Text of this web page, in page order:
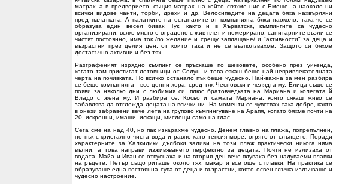
матрак, а в предверието, същия матрак, на който спяхме ние с Емеше, а наоколо ни
всички видове чанти, торби, дрехи и др. Велосипедите на децата бяха нахвърляни
пред палатката. А палатките на останалите от компанията бяха наоколо, така че се
образува един весел бивак. Тук, както и в Хърватска, къмпингите са чудесно
организирани, всяко място е оградено с жив плет и номерирано, санитарните възли се
чистят постоянно, има ток /по желание и срещу заплащане/ и "активности" за деца и
възрастни през целия ден, от които така и не се възползвахме. Защото си бяхме
достатъчно активни и без тях.
Разграфеният изрядно къмпинг се пръскаше по шевовете, особено през уикенда,
когато там пристигат летовници от Солун, и това сякаш беше най-непривлекателната
черта на почивката. Но всичко останало пък беше чудесно. Най-важна за мен разбира
се беше компанията - все ценни хора, сред тях Чесновски и челядта му, Елица също се
появи за няколко дни с любимия си, плюс братовчедката на Мариана и колегата й
Владо с жена му. И разбира се, Косьо и самата Мариана, която сякаш живо се
забавлява да отглежда децата на всички ни. На моменти се чувствах така добре, както
в онези забравени вече лета на групово къмпингуване на Арапя, когато бяхме почти на
20, искренни, имащи, искащи, мислещи само на глас...
Сега сме на над 40, но пак изкарахме чудесно. Денем главно на плажа, попрепълнен,
но пък с кристално чиста вода и равно като тепсия море, огрято от слънцето. Поради
характерните за Халкидики дълбоки заливи на този плаж практически никога няма
вълни, а това направи изживяването перфектно за децата. Почти не излизаха от
водата. Майа и Иван се отпуснаха и на втория ден вече плуваха без надуваеми плавки
на ръцете. Петър също риташе около тях, макар и все още с плавки. На практика се
образуваше една постоянна супа от деца и възрастни, която освен глъчка излъчваше и
чудесно настроение.